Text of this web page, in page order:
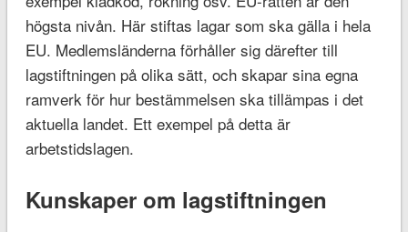
högsta nivån. Här stiftas lagar som ska gälla i hela
EU. Medlemsländerna förhåller sig därefter till
lagstiftningen på olika sätt, och skapar sina egna
ramverk för hur bestämmelsen ska tillämpas i det
aktuella landet. Ett exempel på detta är
arbetstidslagen.
Kunskaper om lagstiftningen